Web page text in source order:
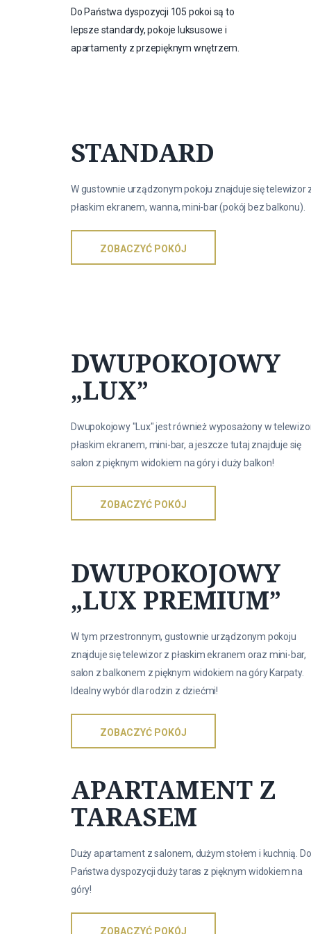
Do Państwa dyspozycji 105 pokoi są to
lepsze standardy, pokoje luksusowe i
apartamenty z przepięknym wnętrzem.
STANDARD
W gustownie urządzonym pokoju znajduje się telewizor
płaskim ekranem, wanna, mini-bar (pokój bez balkonu).
ZOBACZYĆ POKÓJ
DWUPOKOJOWY
„LUX”
Dwupokojowy "Lux" jest również wyposażony w
płaskim ekranem, mini-bar, a jeszcze tutaj znajduje się
salon z pięknym widokiem na góry i duży balkon!
ZOBACZYĆ POKÓJ
DWUPOKOJOWY
„LUX PREMIUM”
W tym przestronnym, gustownie urządzonym pokoju
znajduje się telewizor z płaskim ekranem oraz mini-bar,
salon z balkonem z pięknym widokiem na góry Karpaty.
Idealny wybór dla rodzin z dziećmi!
ZOBACZYĆ POKÓJ
APARTAMENT Z
TARASEM
Duży apartament z salonem, dużym stołem i kuchnią. Do
Państwa dyspozycji duży taras z pięknym widokiem na
góry!
ZOBACZYĆ POKÓJ